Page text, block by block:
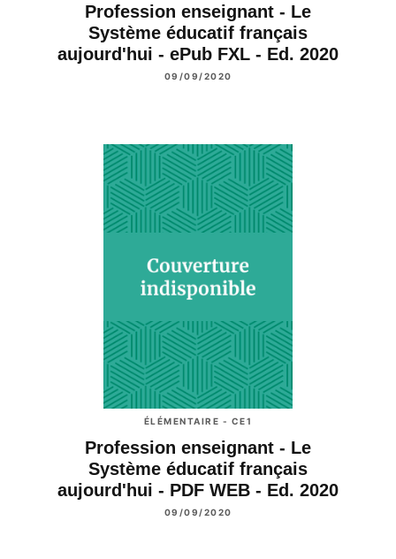
Profession enseignant - Le
Système éducatif français
aujourd'hui - ePub FXL - Ed. 2020
09/09/2020
ÉLÉMENTAIRE - CE1
Profession enseignant - Le
Système éducatif français
aujourd'hui - PDF WEB - Ed. 2020
09/09/2020